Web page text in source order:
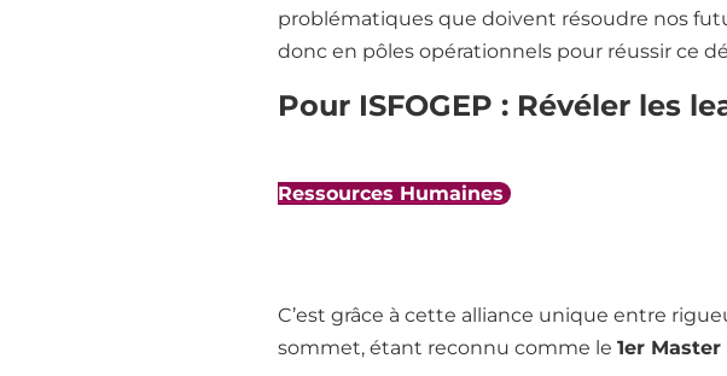
problématiques que doivent résoudre nos
donc en pôles opérationnels pour réussir ce
Pour ISFOGEP : Révéler les
Ressources Humaines
C’est grâce à cette alliance unique entre
sommet, étant reconnu comme le 1er